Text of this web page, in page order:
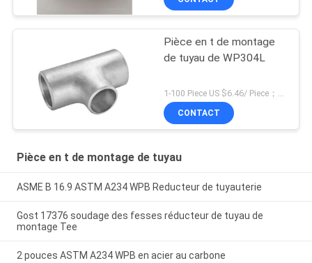
Pièce en t de montage
de tuyau de WP304L
1-100 Piece US $6.46/ Piece；>100 Pieces US $5.28/ Piece MOQ:1 morceau
CONTACT
Pièce en t de montage de tuyau
ASME B 16.9 ASTM A234 WPB Reducteur de tuyauterie
Gost 17376 soudage des fesses réducteur de tuyau de
montage Tee
2 pouces ASTM A234 WPB en acier au carbone